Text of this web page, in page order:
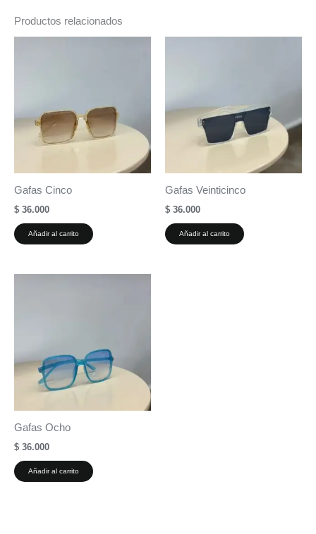
Productos relacionados
Gafas Cinco
$ 36.000
Añadir al carrito
Gafas Veinticinco
$ 36.000
Añadir al carrito
Gafas Ocho
$ 36.000
Añadir al carrito